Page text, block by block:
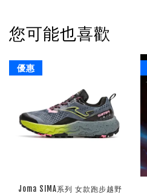
您可能也喜歡
優惠
Joma SIMA系列 女款跑步越野